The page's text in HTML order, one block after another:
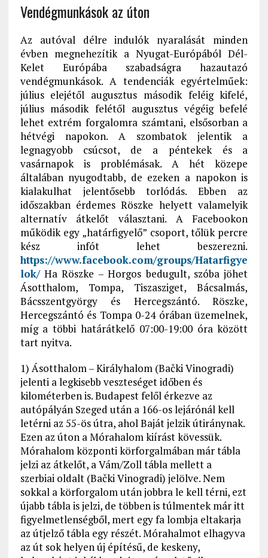
Vendégmunkások az úton
Az autóval délre indulók nyaralását minden
évben megnehezítik a Nyugat-Európából Dél-
Kelet Európába szabadságra hazautazó
vendégmunkások. A tendenciák egyértelműek:
július elejétől augusztus második feléig kifelé,
július második felétől augusztus végéig befelé
lehet extrém forgalomra számtani, elsősorban a
hétvégi napokon. A szombatok jelentik a
legnagyobb csúcsot, de a péntekek és a
vasárnapok is problémásak. A hét közepe
általában nyugodtabb, de ezeken a napokon is
kialakulhat jelentősebb torlódás. Ebben az
időszakban érdemes Röszke helyett valamelyik
alternatív átkelőt választani. A Facebookon
működik egy „határfigyelő” csoport, tőlük percre
kész infót lehet beszerezni.
https://www.facebook.com/groups/Hatarfigye
lok/Ha Röszke – Horgos bedugult, szóba jöhet
Ásotthalom, Tompa, Tiszasziget, Bácsalmás,
Bácsszentgyörgy és Hercegszántó. Röszke,
Hercegszántó és Tompa 0-24 órában üzemelnek,
míg a többi határátkelő 07:00-19:00 óra között
tart nyitva.
1) Ásotthalom – Királyhalom (Bački Vinogradi)
jelenti a legkisebb veszteséget időben és
kilométerben is. Budapest felől érkezve az
autópályán Szeged után a 166-os lejárónál kell
letérni az 55-ös útra, ahol Baját jelzik útiránynak.
Ezen az úton a Mórahalom kiírást kövessük.
Mórahalom központi körforgalmában már tábla
jelzi az átkelőt, a Vám/Zoll tábla mellett a
szerbiai oldalt (Bački Vinogradi) jelölve. Nem
sokkal a körforgalom után jobbra le kell térni, ezt
újabb tábla is jelzi, de többen is túlmentek már itt
figyelmetlenségből, mert egy fa lombja eltakarja
az útjelző tábla egy részét. Mórahalmot elhagyva
az út sok helyen új építésű, de keskeny,